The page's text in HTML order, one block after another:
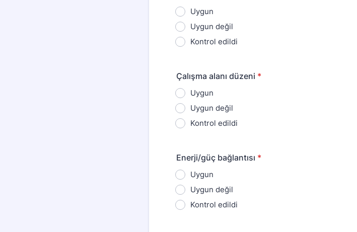
Uygun
Uygun değil
Kontrol edildi
Çalışma alanı düzeni *
Uygun
Uygun değil
Kontrol edildi
Enerji/güç bağlantısı *
Uygun
Uygun değil
Kontrol edildi